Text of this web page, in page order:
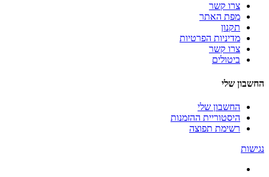
צרו קשר
מפת האתר
תקנון
מדיניות הפרטיות
צרו קשר
ביטולים
החשבון שלי
החשבון שלי
היסטוריית ההזמנות
רשימת תפוצה
נגישות